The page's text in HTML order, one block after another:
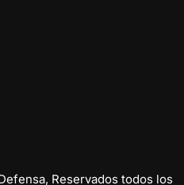
Reservados todos los